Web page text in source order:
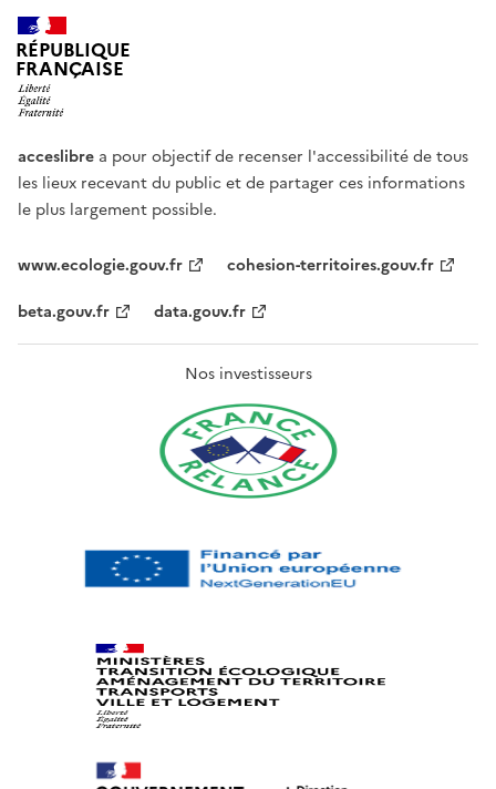
RÉPUBLIQUE
FRANÇAISE
acceslibre a pour objectif de recenser l'accessibilité de tous
les lieux recevant du public et de partager ces informations
le plus largement possible.
www.ecologie.gouv.fr
cohesion-territoires.gouv.fr
beta.gouv.fr
data.gouv.fr
Nos investisseurs